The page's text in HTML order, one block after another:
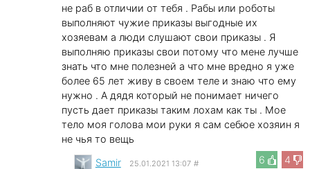
не раб в отличии от тебя . Рабы или роботы
выполняют чужие приказы выгодные их
хозяевам а люди слушают свои приказы . Я
выполняю приказы свои потому что мене лучше
знать что мне полезней а что мне вредно я уже
более 65 лет живу в своем теле и знаю что ему
нужно . А дядя который не понимает ничего
пусть дает приказы таким лохам как ты . Мое
тело моя голова мои руки я сам себюе хозяин я
не чья то вещь
6
4
Samir 25.01.2021 13:07 #